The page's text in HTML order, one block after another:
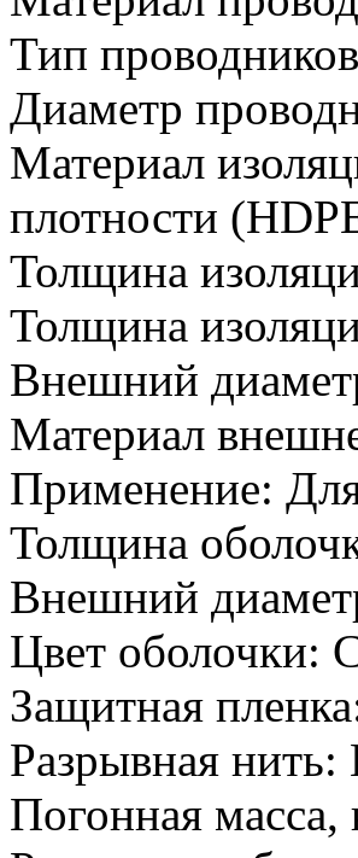
Тип
Диаметр
Материал
плотности
Толщина
Толщина
Внешний
Материал
Применение:
Толщина
Внешний
Цвет оболочки:
Защитная
Разрывная нить:
Погонная масса,